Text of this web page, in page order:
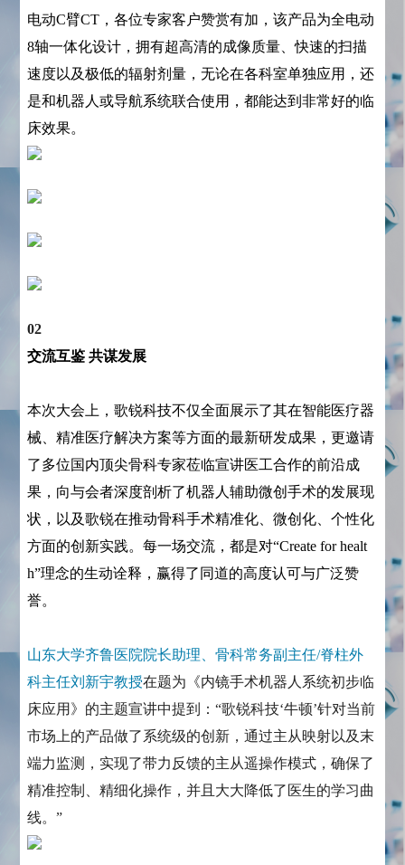
电动C臂CT，各位专家客户赞赏有加，该产品为全电动
8轴一体化设计，拥有超高清的成像质量、快速的扫描
速度以及极低的辐射剂量，无论在各科室单独应用，还
是和机器人或导航系统联合使用，都能达到非常好的临
床效果。
02
交流互鉴 共谋发展
本次大会上，歌锐科技不仅全面展示了其在智能医疗器
械、精准医疗解决方案等方面的最新研发成果，更邀请
了多位国内顶尖骨科专家莅临宣讲医工合作的前沿成
果，向与会者深度剖析了机器人辅助微创手术的发展现
状，以及歌锐在推动骨科手术精准化、微创化、个性化
方面的创新实践。每一场交流，都是对“Create for healt
h”理念的生动诠释，赢得了同道的高度认可与广泛赞
誉。
山东大学齐鲁医院院长助理、骨科常务副主任/脊柱外
科主任刘新宇教授在题为《内镜手术机器人系统初步临
床应用》的主题宣讲中提到：“歌锐科技‘牛顿’针对当前
市场上的产品做了系统级的创新，通过主从映射以及末
端力监测，实现了带力反馈的主从遥操作模式，确保了
精准控制、精细化操作，并且大大降低了医生的学习曲
线。”